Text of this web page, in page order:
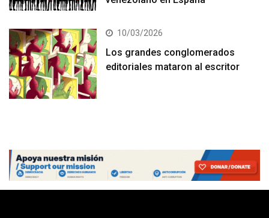
10/03/2026
Los grandes conglomerados
editoriales mataron al escritor